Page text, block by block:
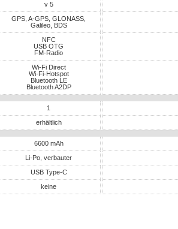
v 5
GPS, A-GPS, GLONASS,
Galileo, BDS
NFC
USB OTG
FM-Radio
Wi-Fi Direct
Wi-Fi-Hotspot
Bluetooth LE
Bluetooth A2DP
1
erhältlich
6600 mAh
Li-Po, verbauter
USB Type-C
keine